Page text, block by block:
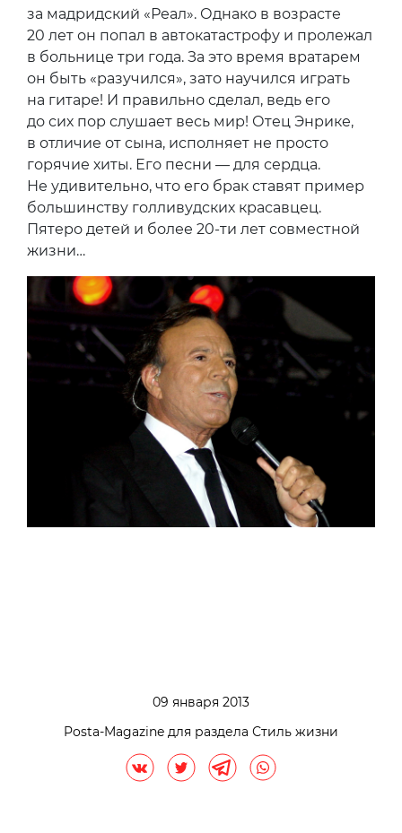
за мадридский «Реал». Однако в возрасте
20 лет он попал в автокатастрофу и пролежал
в больнице три года. За это время вратарем
он быть «разучился», зато научился играть
на гитаре! И правильно сделал, ведь его
до сих пор слушает весь мир! Отец Энрике,
в отличие от сына, исполняет не просто
горячие хиты. Его песни — для сердца.
Не удивительно, что его брак ставят пример
большинству голливудских красавцец.
Пятеро детей и более 20-ти лет совместной
жизни…
09 января 2013
Posta-Magazine для раздела Стиль жизни